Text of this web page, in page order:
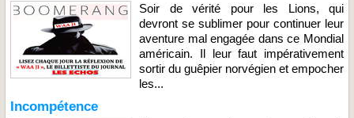
Soir de vérité pour les Lions, qui
devront se sublimer pour continuer leur
aventure mal engagée dans ce Mondial
américain. Il leur faut impérativement
sortir du guêpier norvégien et empocher
les...
Incompétence